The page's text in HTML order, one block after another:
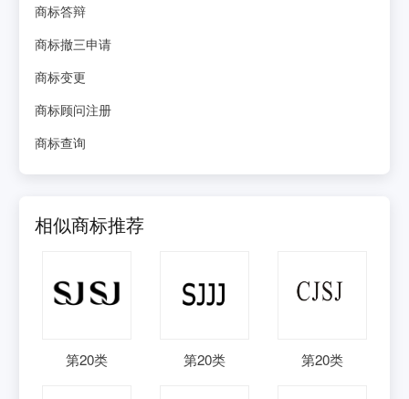
商标答辩
商标撤三申请
商标变更
商标顾问注册
商标查询
相似商标推荐
第20类 第20类 第20类